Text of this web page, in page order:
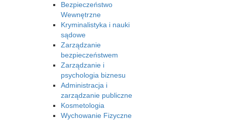
Bezpieczeństwo
Wewnętrzne
Kryminalistyka i nauki
sądowe
Zarządzanie
bezpieczeństwem
Zarządzanie i
psychologia biznesu
Administracja i
zarządzanie publiczne
Kosmetologia
Wychowanie Fizyczne